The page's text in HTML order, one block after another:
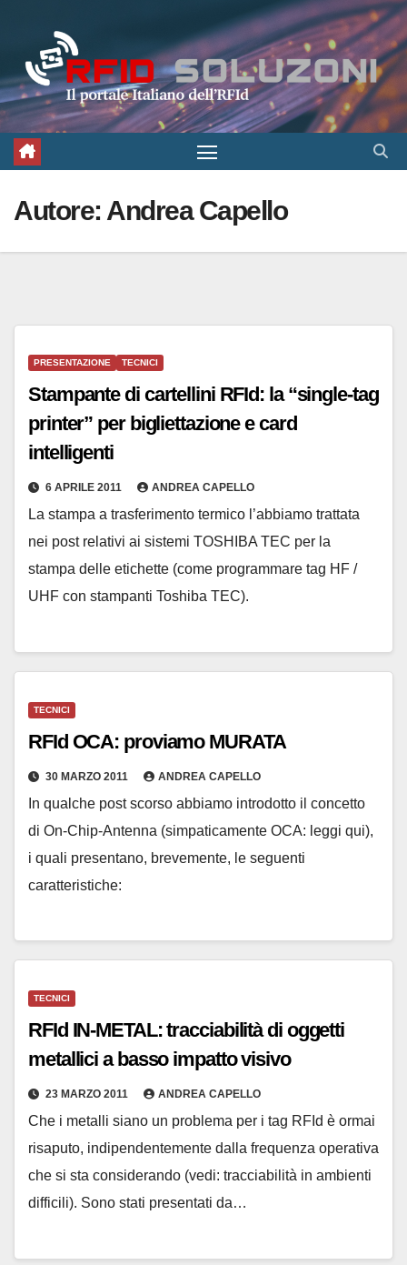
contenuto
Autore: Andrea Capello
PRESENTAZIONE TECNICI
Stampante di cartellini RFId: la “single-tag
printer” per bigliettazione e card
intelligenti
6 APRILE 2011 ANDREA CAPELLO
La stampa a trasferimento termico l’abbiamo trattata
nei post relativi ai sistemi TOSHIBA TEC per la
stampa delle etichette (come programmare tag HF /
UHF con stampanti Toshiba TEC).
TECNICI
RFId OCA: proviamo MURATA
30 MARZO 2011 ANDREA CAPELLO
In qualche post scorso abbiamo introdotto il concetto
di On-Chip-Antenna (simpaticamente OCA: leggi qui),
i quali presentano, brevemente, le seguenti
caratteristiche:
TECNICI
RFId IN-METAL: tracciabilità di oggetti
metallici a basso impatto visivo
23 MARZO 2011 ANDREA CAPELLO
Che i metalli siano un problema per i tag RFId è ormai
risaputo, indipendentemente dalla frequenza operativa
che si sta considerando (vedi: tracciabilità in ambienti
difficili). Sono stati presentati da…